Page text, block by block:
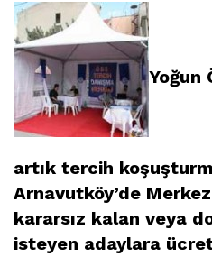
Yoğun
artık tercih
Arnavutköy’de
kararsız kalan veya
isteyen adaylara